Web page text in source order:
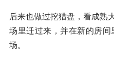
后来也做过挖猎盘，看成熟
场里迁过来，并在新的房
场。